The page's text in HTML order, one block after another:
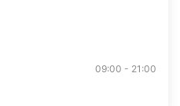
09:00 - 21:00